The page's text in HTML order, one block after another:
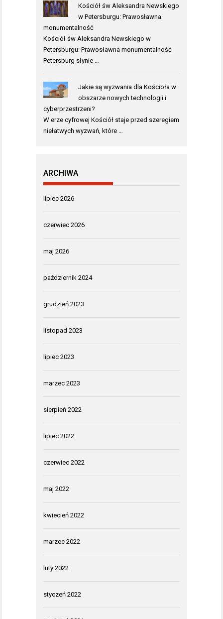
Kościół św Aleksandra Newskiego
w Petersburgu: Prawosławna
monumentalność
Kościół św Aleksandra Newskiego w
Petersburgu: Prawosławna monumentalność
Petersburg słynie …
Jakie są wyzwania dla Kościoła w
obszarze nowych technologii i
cyberprzestrzeni?
W erze cyfrowej Kościół staje przed szeregiem
niełatwych wyzwań, które …
ARCHIWA
lipiec 2026
czerwiec 2026
maj 2026
październik 2024
grudzień 2023
listopad 2023
lipiec 2023
marzec 2023
sierpień 2022
lipiec 2022
czerwiec 2022
maj 2022
kwiecień 2022
marzec 2022
luty 2022
styczeń 2022